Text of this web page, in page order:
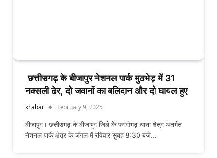
छत्तीसगढ़ के बीजापुर नेशनल पार्क मुठभेड़ में 31
नक्सली ढेर, दो जवानों का बलि‍दान और दो घायल हुए
khabar February 9, 2025
बीजापुर। छत्तीसगढ़ के बीजापुर जिले के फरसेगढ़ थाना क्षेत्र अंतर्गत
नेशनल पार्क क्षेत्र के जंगल में रविवार सुबह 8:30 बजे…